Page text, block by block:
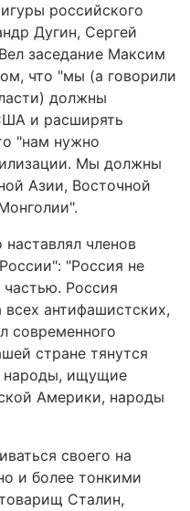
российского
Дугин, Сергей
заседание Максим
что "мы (а говорили
должны
и расширять
"нам нужно
Мы должны
Азии, Восточной
членов
"Россия не
Россия
антифашистских,
современного
стране тянутся
народы, ищущие
Америки, народы
своего на
и более тонкими
Сталин,